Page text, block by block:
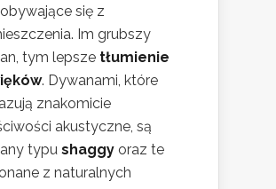
się z
Im grubszy
tym lepsze tłumienie
. Dywanami, które
znakomicie
akustyczne, są
typu shaggy oraz te
z naturalnych